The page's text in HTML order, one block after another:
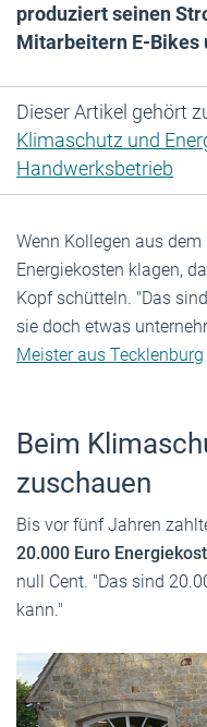
produziert seinen
Mitarbeitern E-Bikes
Dieser Artikel gehört
Klimaschutz und
Handwerksbetrieb
Wenn Kollegen aus
Energiekosten klagen,
Kopf schütteln. "Das
sie doch etwas
Meister aus Tecklenburg
Beim
zuschauen
Bis vor fünf Jahren
20.000 Euro
null Cent. "Das sind
kann."